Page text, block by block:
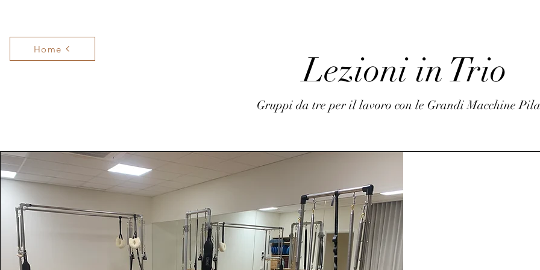
Home
Lezioni in Trio
Gruppi da tre per il lavoro con le Grandi Macchine